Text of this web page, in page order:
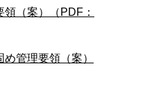
（案）（PDF：
管理要領（案）